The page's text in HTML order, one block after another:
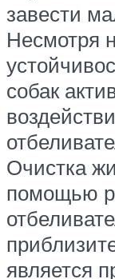
завести
Несмотря
собак
Очистка
помощью
является